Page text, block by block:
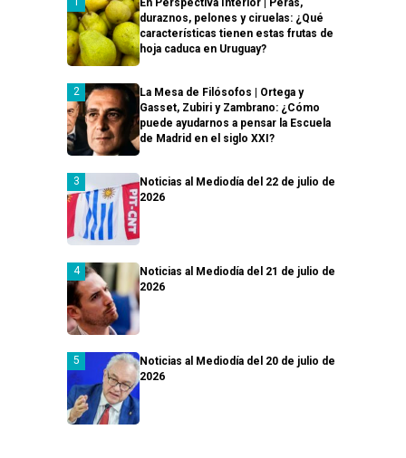
duraznos, pelones y ciruelas: ¿Qué
características tienen estas frutas de
hoja caduca en Uruguay?
La Mesa de Filósofos | Ortega y
Gasset, Zubiri y Zambrano: ¿Cómo
puede ayudarnos a pensar la Escuela
de Madrid en el siglo XXI?
Noticias al Mediodía del 22 de julio de
2026
Noticias al Mediodía del 21 de julio de
2026
Noticias al Mediodía del 20 de julio de
2026